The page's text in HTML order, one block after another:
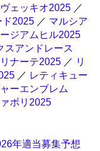
ェッキオ2025 ／
ド2025 ／ マルシア
ージアムヒル2025
スアンドレース
リナーテ2025 ／ リ
／ レティキュー
ーエンブレム
ボリ2025
年適当募集予想